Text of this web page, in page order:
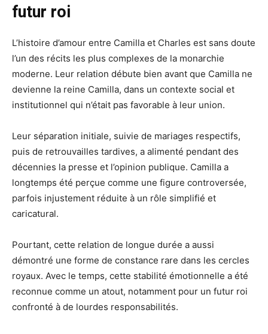
futur roi
L’histoire d’amour entre Camilla et Charles est sans doute
l’un des récits les plus complexes de la monarchie
moderne. Leur relation débute bien avant que Camilla ne
devienne la reine Camilla, dans un contexte social et
institutionnel qui n’était pas favorable à leur union.
Leur séparation initiale, suivie de mariages respectifs,
puis de retrouvailles tardives, a alimenté pendant des
décennies la presse et l’opinion publique. Camilla a
longtemps été perçue comme une figure controversée,
parfois injustement réduite à un rôle simplifié et
caricatural.
Pourtant, cette relation de longue durée a aussi
démontré une forme de constance rare dans les cercles
royaux. Avec le temps, cette stabilité émotionnelle a été
reconnue comme un atout, notamment pour un futur roi
confronté à de lourdes responsabilités.